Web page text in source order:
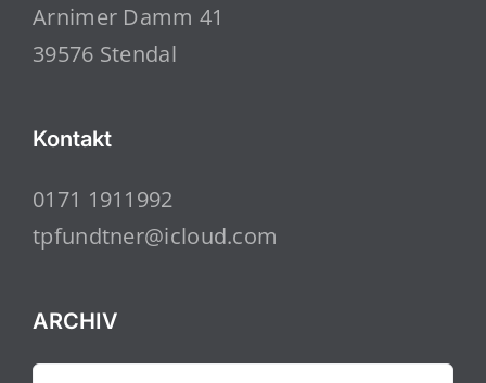
Arnimer Damm 41
39576 Stendal
Kontakt
0171 1911992
tpfundtner@icloud.com
ARCHIV